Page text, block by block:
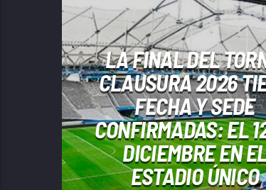
LA FINAL DEL
CLAUSURA 2026
FECHA Y SEDE
CONFIRMADAS: EL
DICIEMBRE EN
ESTADIO ÚNICO